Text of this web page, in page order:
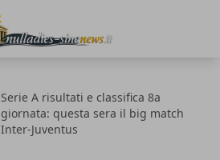
Serie A risultati e classifica 8a
giornata: questa sera il big match
Inter-Juventus